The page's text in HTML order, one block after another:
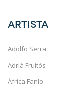
ARTISTA
Adolfo Serra
Adrià Fruitós
Àfrica Fanlo